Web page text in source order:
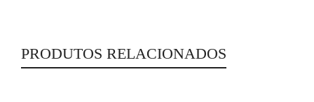
PRODUTOS RELACIONADOS